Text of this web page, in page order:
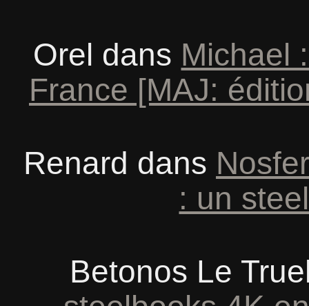
Orel dans Michael
France [MAJ:
Renard dans
: un
Betonos Le